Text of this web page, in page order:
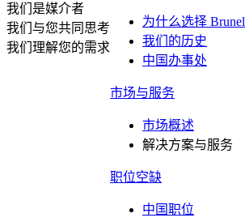
我们是媒介者
我们与您共同思考
我们理解您的需求
为什么选择 Brunel
我们的历史
中国办事处
市场与服务
市场概述
解决方案与服务
职位空缺
中国职位